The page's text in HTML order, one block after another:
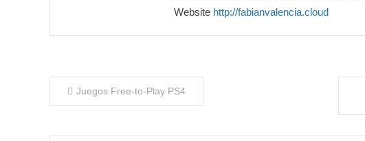
Website http://fabianvalencia.cloud
Navegación
Juegos Free-to-Play PS4